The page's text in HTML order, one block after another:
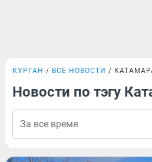
КУРГАН ВСЕ НОВОСТИ
Новости по тэгу